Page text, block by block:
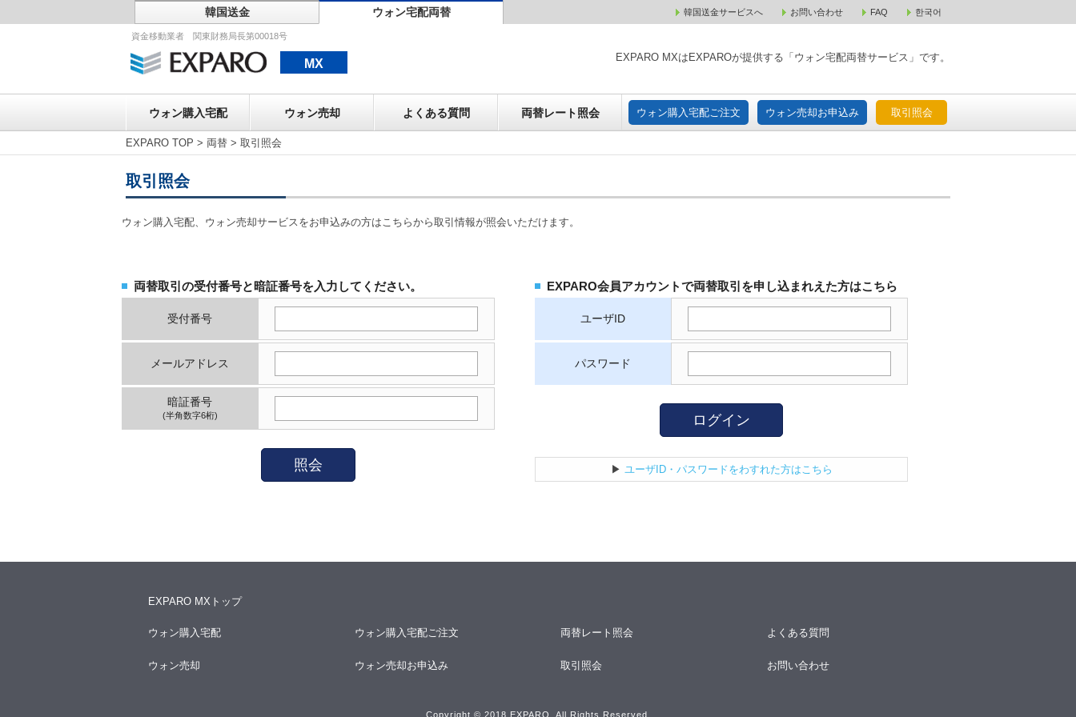
韓国送金 ウォン宅配両替 韓国送金サービスへ お問い合わせ FAQ 한국어
資金移動業者 関東財務局長第00018号
MX EXPARO MXはEXPAROが提供する「ウォン宅配両替サービス」です。
ウォン購入宅配 ウォン売却 よくある質問 両替レート照会 ウォン購入宅配ご注文 ウォン売却お申込み 取引照会
ウォン売却 ウォン購入宅配ご注文 ウォン売却お申込み 取引照会
EXPARO TOP > 両替 > 取引照会
取引照会
ウォン購入宅配、ウォン売却サービスをお申込みの方はこちらから取引情報が照会いただけます。
両替取引の受付番号と暗証番号を入力してください。
受付番号
メールアドレス
暗証番号
(半角数字6桁)
照会
EXPARO会員アカウントで両替取引を申し込まれえた方はこちら
ユーザID
パスワード
ログイン
▶ ユーザID・パスワードをわすれた方はこちら
EXPARO MXトップ
ウォン購入宅配 ウォン購入宅配ご注文 両替レート照会 よくある質問
ウォン売却 ウォン売却お申込み 取引照会 お問い合わせ
Copyright © 2018 EXPARO. All Rights Reserved.